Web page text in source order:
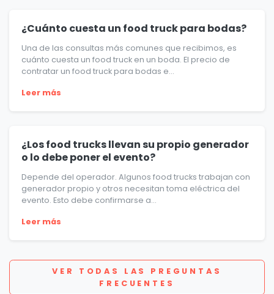
¿Cuánto cuesta un food truck para bodas?
Una de las consultas más comunes que recibimos, es
cuánto cuesta un food truck en un boda. El precio de
contratar un food truck para bodas e...
Leer más
¿Los food trucks llevan su propio generador
o lo debe poner el evento?
Depende del operador. Algunos food trucks trabajan con
generador propio y otros necesitan toma eléctrica del
evento. Esto debe confirmarse a...
Leer más
VER TODAS LAS PREGUNTAS
FRECUENTES